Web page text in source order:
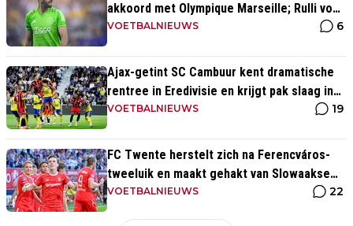
akkoord met Olympique Marseille; Rulli voor
twee miljoen naar Engeland'
VOETBALNIEUWS 6
Ajax-getint SC Cambuur kent dramatische
rentree in Eredivisie en krijgt pak slaag in
eigen huis
VOETBALNIEUWS 19
FC Twente herstelt zich na Ferencváros-
tweeluik en maakt gehakt van Slowaakse
opponent
VOETBALNIEUWS 22